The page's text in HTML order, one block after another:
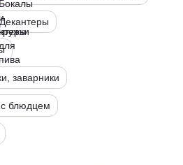
Декантеры
заварники
блюдцем